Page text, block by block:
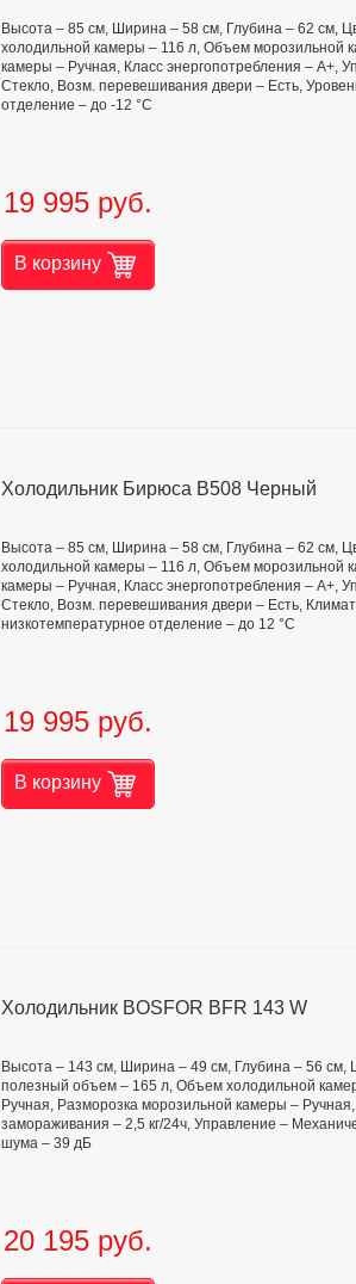
Высота – 85 см, Ширина – 58 см, Глубина – 62 см,
холодильной камеры – 116 л, Объем морозильной
камеры – Ручная, Класс энергопотребления – А+,
Стекло, Возм. перевешивания двери – Есть,
отделение – до -12 °C
19 995 руб.
В корзину
Холодильник Бирюса B508 Черный
Высота – 85 см, Ширина – 58 см, Глубина – 62 см,
холодильной камеры – 116 л, Объем морозильной
камеры – Ручная, Класс энергопотребления – А+,
Стекло, Возм. перевешивания двери – Есть,
низкотемпературное отделение – до 12 °C
19 995 руб.
В корзину
Холодильник BOSFOR BFR 143 W
Высота – 143 см, Ширина – 49 см, Глубина – 56
полезный объем – 165 л, Объем холодильной
Ручная, Разморозка морозильной камеры –
замораживания – 2,5 кг/24ч, Управление –
шума – 39 дБ
20 195 руб.